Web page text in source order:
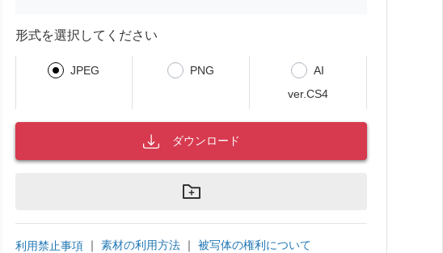
形式を選択してください
JPEG PNG
AI
ver.CS4
ダウンロード
利用禁止事項 ｜ 素材の利用方法 ｜ 被写体の権利について